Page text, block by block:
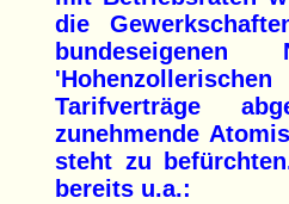
die
Tarifverträge
zunehmende
steht zu
bereits u.a.: